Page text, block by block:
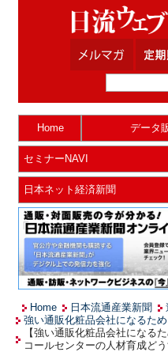
Home データ
セミナーNAVI
日本ネット経済新聞
Home 日本流通産業新聞
強い通販化粧品会社になるた
【強い通販化粧品会社にな
コールセンターの人材育成ど